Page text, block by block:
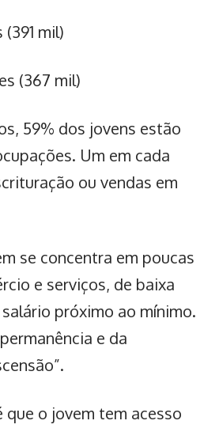
mil)
(367 mil)
59% dos jovens estão
Um em cada
ou vendas em
se concentra em poucas
e serviços, de baixa
próximo ao mínimo.
e da
que o jovem tem acesso